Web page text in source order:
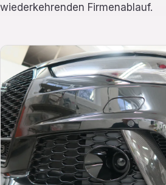
wiederkehrenden Firmenablauf.